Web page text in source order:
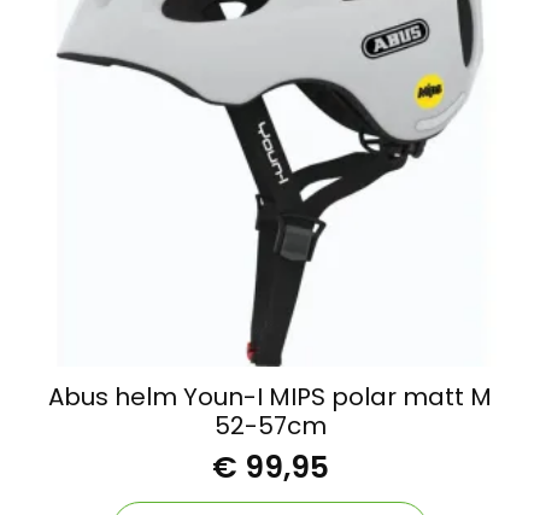
Abus helm Youn-I MIPS polar matt M
52-57cm
€ 99,95